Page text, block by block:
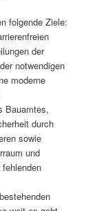
folgende Ziele:
der
notwendigen
moderne
Bauamtes,
durch
sowie
und